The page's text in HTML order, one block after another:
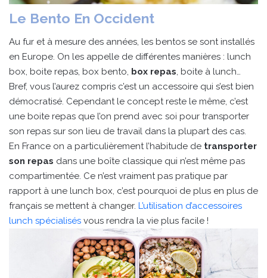
Le Bento En Occident
Au fur et à mesure des années, les bentos se sont installés
en Europe. On les appelle de différentes manières : lunch
box, boite repas, box bento, box repas, boite à lunch…
Bref, vous l’aurez compris c’est un accessoire qui s’est bien
démocratisé. Cependant le concept reste le même, c’est
une boite repas que l’on prend avec soi pour transporter
son repas sur son lieu de travail dans la plupart des cas.
En France on a particulièrement l’habitude de transporter
son repas dans une boîte classique qui n’est même pas
compartimentée. Ce n’est vraiment pas pratique par
rapport à une lunch box, c’est pourquoi de plus en plus de
français se mettent à changer. L’utilisation d’accessoires
lunch spécialisés vous rendra la vie plus facile !